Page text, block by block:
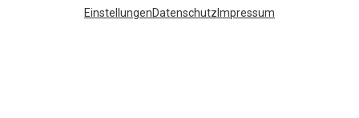
EinstellungenDatenschutz Impressum